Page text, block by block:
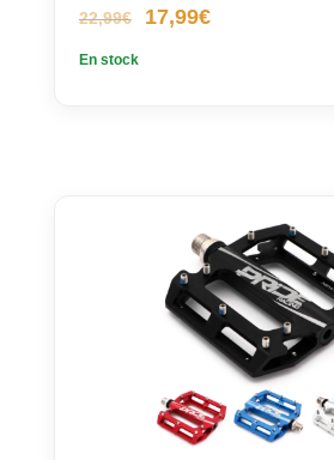
22,99€
Le
17,99€Le
En stock